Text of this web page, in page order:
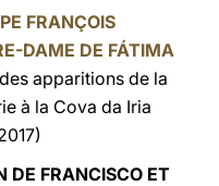
FRANÇOIS
DAME DE FÁTIMA
apparitions de la
à la Cova da Iria
DE FRANCISCO ET